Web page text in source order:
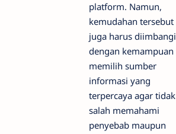
platform. Namun,
kemudahan tersebut
juga harus diimbangi
dengan kemampuan
memilih sumber
informasi yang
terpercaya agar tidak
salah memahami
penyebab maupun